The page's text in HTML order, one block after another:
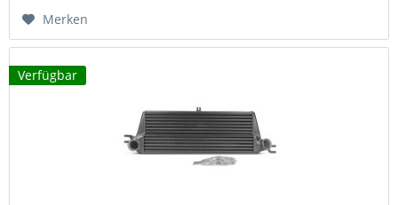
Merken
Verfügbar